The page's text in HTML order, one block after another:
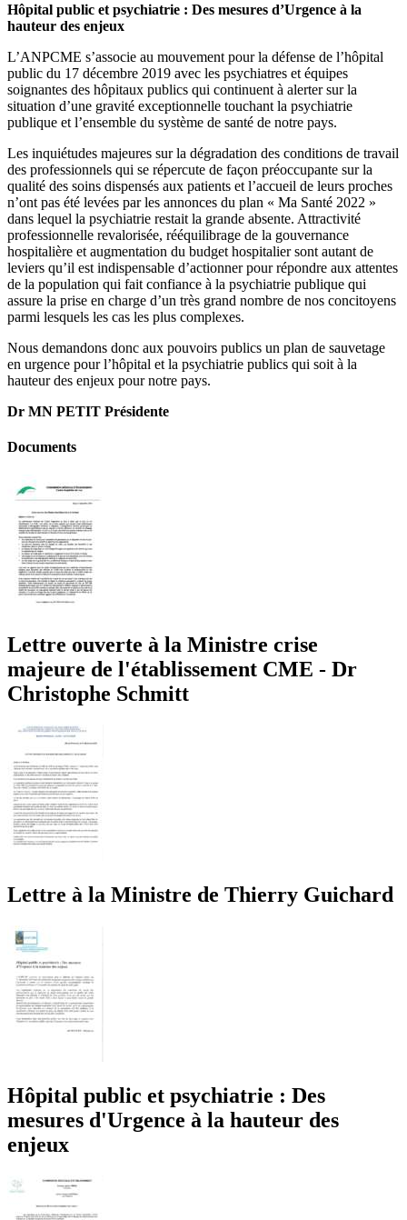
Hôpital public et psychiatrie : Des mesures d’Urgence à la
hauteur des enjeux
L’ANPCME s’associe au mouvement pour la défense de l’hôpital
public du 17 décembre 2019 avec les psychiatres et équipes
soignantes des hôpitaux publics qui continuent à alerter sur la
situation d’une gravité exceptionnelle touchant la psychiatrie
publique et l’ensemble du système de santé de notre pays.
Les inquiétudes majeures sur la dégradation des conditions de travail
des professionnels qui se répercute de façon préoccupante sur la
qualité des soins dispensés aux patients et l’accueil de leurs proches
n’ont pas été levées par les annonces du plan « Ma Santé 2022 »
dans lequel la psychiatrie restait la grande absente. Attractivité
professionnelle revalorisée, rééquilibrage de la gouvernance
hospitalière et augmentation du budget hospitalier sont autant de
leviers qu’il est indispensable d’actionner pour répondre aux attentes
de la population qui fait confiance à la psychiatrie publique qui
assure la prise en charge d’un très grand nombre de nos concitoyens
parmi lesquels les cas les plus complexes.
Nous demandons donc aux pouvoirs publics un plan de sauvetage
en urgence pour l’hôpital et la psychiatrie publics qui soit à la
hauteur des enjeux pour notre pays.
Dr MN PETIT Présidente
Documents
Lettre ouverte à la Ministre crise
majeure de l'établissement CME - Dr
Christophe Schmitt
Lettre à la Ministre de Thierry Guichard
Hôpital public et psychiatrie : Des
mesures d'Urgence à la hauteur des
enjeux